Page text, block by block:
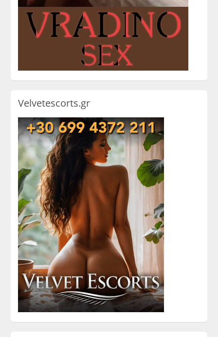
Velvetescorts.gr